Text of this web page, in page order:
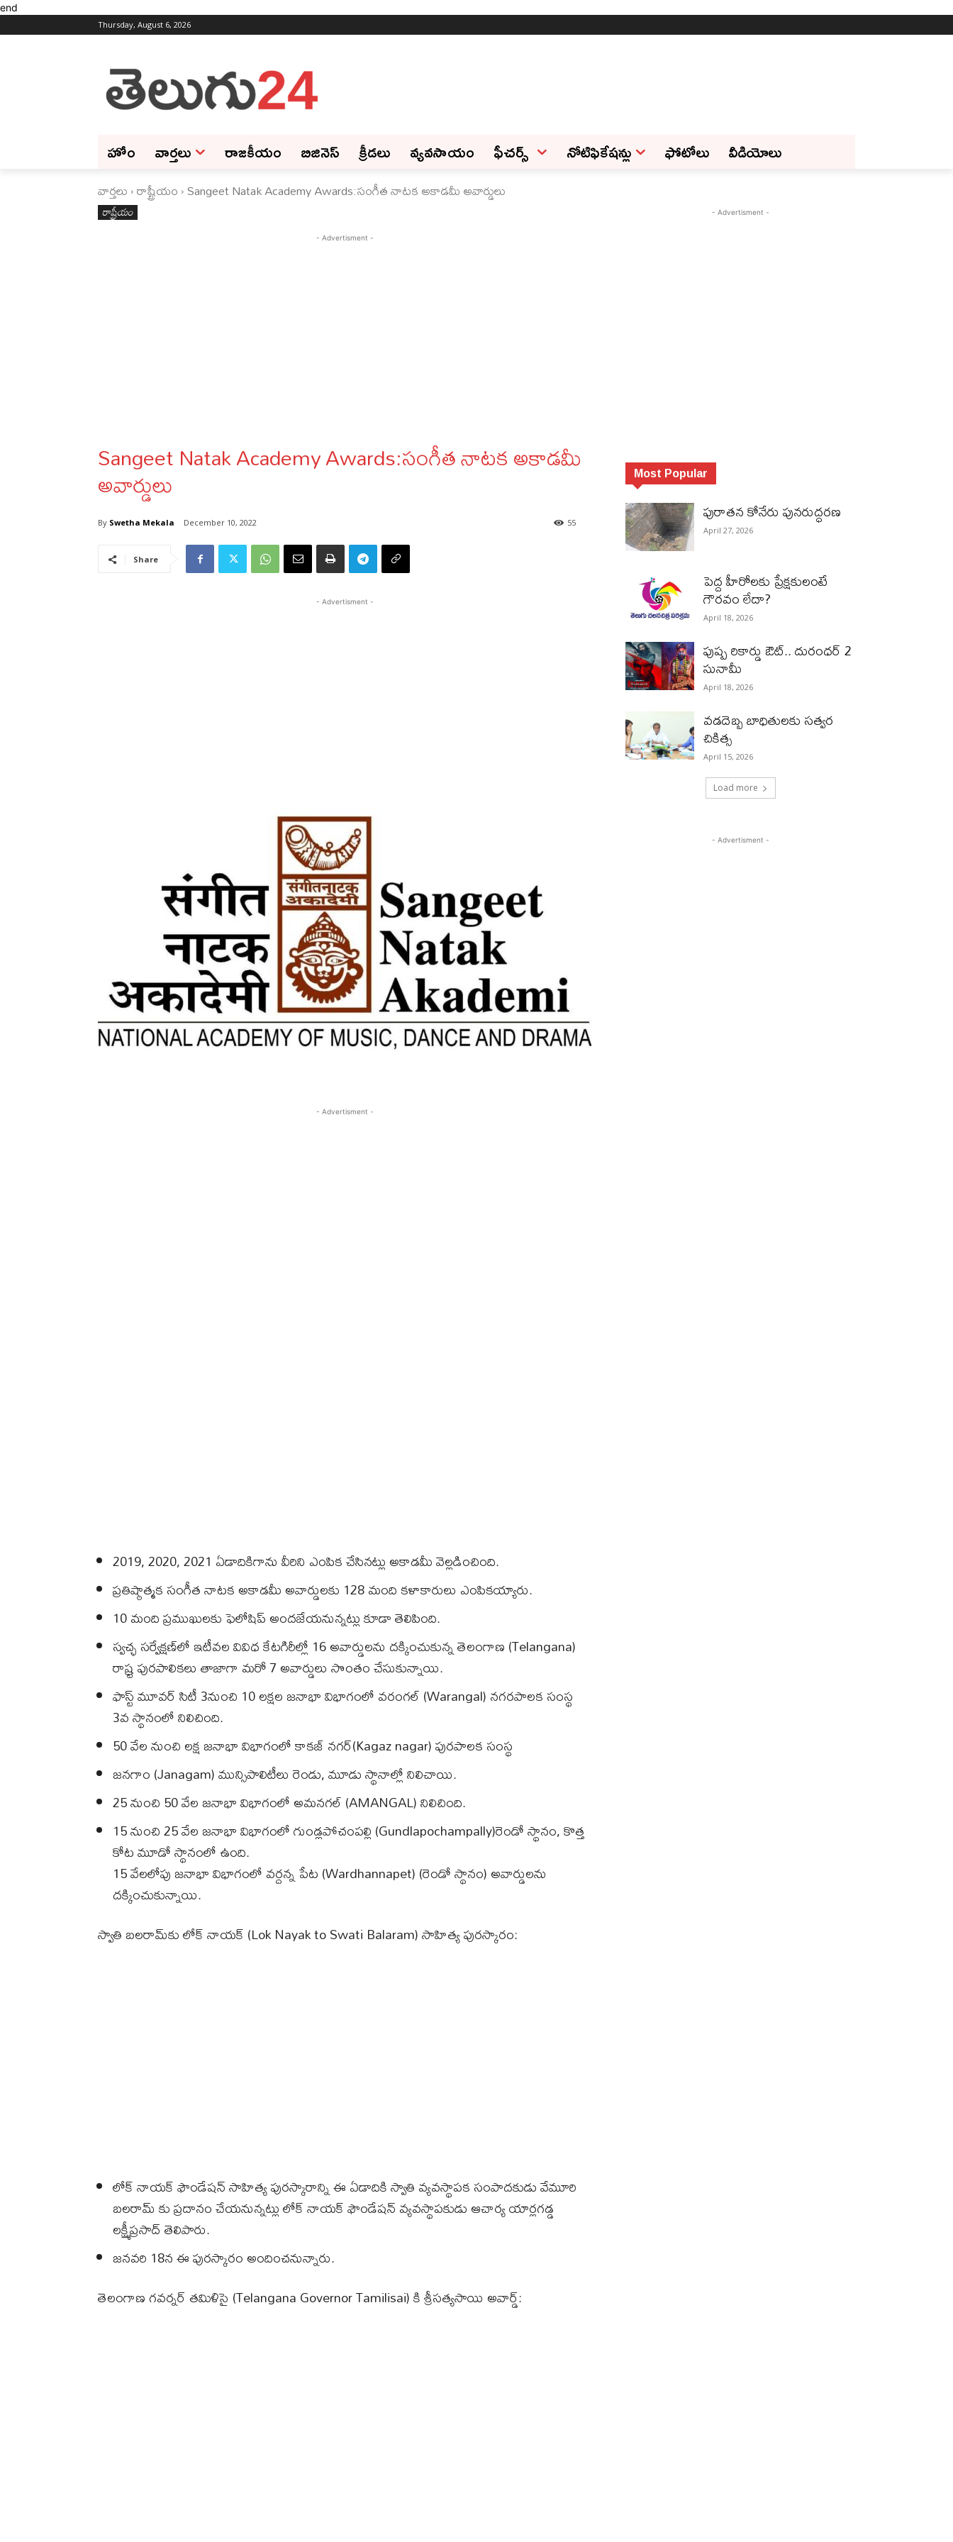
end
Thursday, August 6, 2026
హోం వార్తలు రాజకీయం బిజినెస్‌ క్రీడలు వ్యవసాయం ఫీచ‌ర్స్ ‌ నోటిఫికేషన్లు ఫోటోలు వీడియోలు
వార్తలు రాష్ట్రీయం Sangeet Natak Academy Awards:సంగీత నాటక అకాడమీ అవార్డులు
రాష్ట్రీయం
- Advertisment -
Sangeet Natak Academy Awards:సంగీత నాటక అకాడమీ
అవార్డులు
By Swetha Mekala December 10, 2022 55
Share
- Advertisment -
- Advertisment -
2019, 2020, 2021 ఏడాదికిగాను వీరిని ఎంపిక చేసినట్లు అకాడమీ వెల్లడించింది.
ప్రతిష్ఠాత్మక సంగీత నాటక అకాడమీ అవార్డులకు 128 మంది కళాకారులు ఎంపికయ్యారు.
10 మంది ప్రముఖులకు ఫెలోషిప్ అందజేయనున్నట్లు కూడా తెలిపింది.
స్వచ్ఛ సర్వేక్షణ్‌లో ఇటీవల వివిధ కేటగిరీల్లో 16 అవార్డులను దక్కించుకున్న తెలంగాణ (Telangana)
రాష్ర్ట పురపాలికలు తాజాగా మరో 7 అవార్డులు సొంతం చేసుకున్నాయి.
ఫాస్ట్ మూవర్ సిటీ 3నుంచి 10 లక్షల జనాభా విభాగంలో వరంగల్ (Warangal) నగరపాలక సంస్థ
3వ స్థానంలో నిలిచింది.
50 వేల నుంచి లక్ష జనాభా విభాగంలో కాకజ్ నగర్(Kagaz nagar) పురపాలక సంస్థ
జనగాం (Janagam) మున్సిపాలిటీలు రెండు, మూడు స్థానాల్లో నిలిచాయి.
25 నుంచి 50 వేల జనాభా విభాగంలో అమనగల్ (AMANGAL) నిలిచింది.
15 నుంచి 25 వేల జనాభా విభాగంలో గుండ్లపోచంపల్లి (Gundlapochampally)రెండో స్థానం, కొత్త
కోట మూడో స్థానంలో ఉంది.
15 వేలలోపు జనాభా విభాగంలో వర్దన్న పేట (Wardhannapet) (రెండో స్థానం) అవార్డులను
దక్కించుకున్నాయి.
స్వాతి బలరామ్‌కు లోక్ నాయక్ (Lok Nayak to Swati Balaram) సాహిత్య పురస్కారం:
లోక్ నాయక్ ఫౌండేషన్ సాహిత్య పురస్కారాన్ని ఈ ఏడాదికి స్వాతి వ్యవస్థాపక సంపాదకుడు వేమూరి
బలరామ్ కు ప్రదానం చేయనున్నట్లు లోక్ నాయక్ ఫౌండేషన్ వ్యవస్థాపకుడు ఆచార్య యార్లగడ్డ
లక్ష్మీప్రసాద్ తెలిపారు.
జనవరి 18న ఈ పురస్కారం అందించనున్నారు.
తెలంగాణ గవర్నర్ తమిళిసై (Telangana Governor Tamilisai) కి శ్రీసత్యసాయి అవార్డ్:
- Advertisment -
Most Popular
పురాత‌న కోనేరు పున‌రుద్ధ‌ర‌ణ
April 27, 2026
పెద్ద హీరోల‌కు ప్రేక్ష‌కులంటే
గౌర‌వం లేదా?
April 18, 2026
పుష్ప రికార్డు ఔట్‌.. దురంధ‌ర్ 2
సునామీ
April 18, 2026
వడదెబ్బ బాధితులకు సత్వర
చికిత్స
April 15, 2026
Load more
- Advertisment -